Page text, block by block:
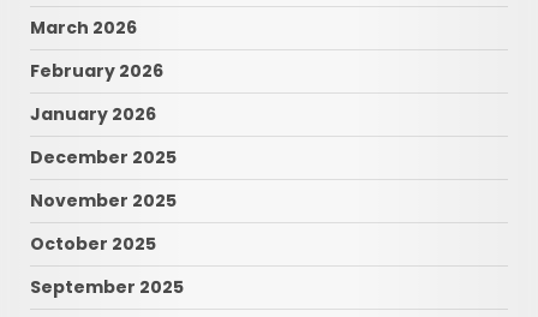
March 2026
February 2026
January 2026
December 2025
November 2025
October 2025
September 2025